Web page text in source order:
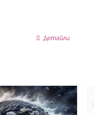
Детайли